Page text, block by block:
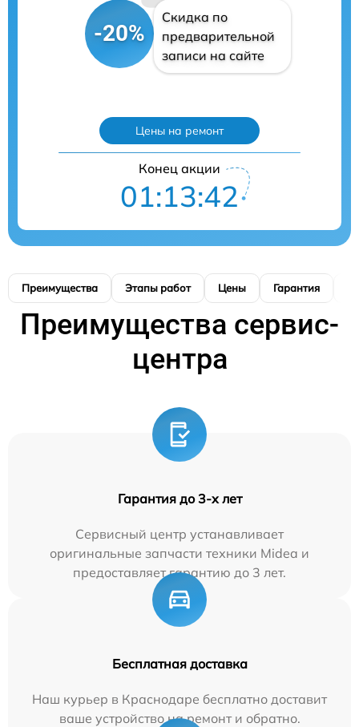
-20%
Скидка по
предварительной
записи на сайте
Цены на ремонт
Конец акции
01:13:41
Преимущества Этапы работ Цены Гарантия
Преимущества сервис-
центра
Гарантия до 3-х лет
Сервисный центр устанавливает
оригинальные запчасти техники Midea и
предоставляет гарантию до 3 лет.
Бесплатная доставка
Наш курьер в Краснодаре бесплатно доставит
ваше устройство на ремонт и обратно.